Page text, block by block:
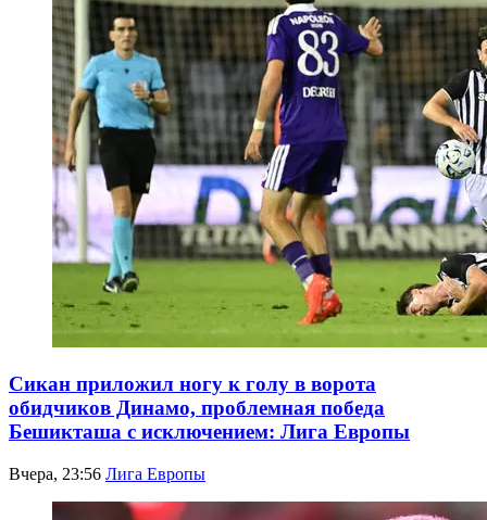
Сикан приложил ногу к голу в ворота
обидчиков Динамо, проблемная победа
Бешикташа с исключением: Лига Европы
Вчера, 23:56 Лига Европы